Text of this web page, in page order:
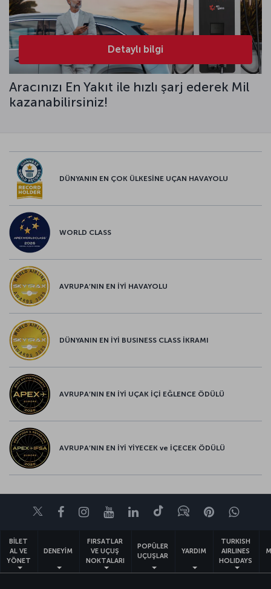
Detaylı bilgi
Aracınızı En Yakıt ile hızlı şarj ederek Mil
kazanabilirsiniz!
DÜNYANIN EN ÇOK ÜLKESİNE UÇAN HAVAYOLU
WORLD CLASS
AVRUPA’NIN EN İYİ HAVAYOLU
DÜNYANIN EN İYİ BUSINESS CLASS İKRAMI
AVRUPA’NIN EN İYİ UÇAK İÇİ EĞLENCE ÖDÜLÜ
AVRUPA’NIN EN İYİ YİYECEK ve İÇECEK ÖDÜLÜ
TwitterFacebookInstagram
YoutubeLinkedIn
TiktokBlogPinterest
BİLET
AL VE
YÖNET
DENEYİM
FIRSATLAR
VE UÇUŞ
NOKTALARI
POPÜLER
UÇUŞLAR
YARDIM
TURKISH
AIRLINES
HOLIDAYS